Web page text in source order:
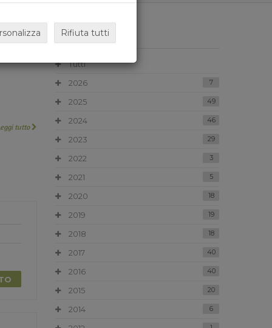
tutto
ARCHIVIO
Tutti
2026
7
2025 49
2024 46
2023 29
2022 3
2021 5
2020 18
2019 19
2018 18
2017 40
2016 40
2015 20
2014 6
Rifiuta tutti